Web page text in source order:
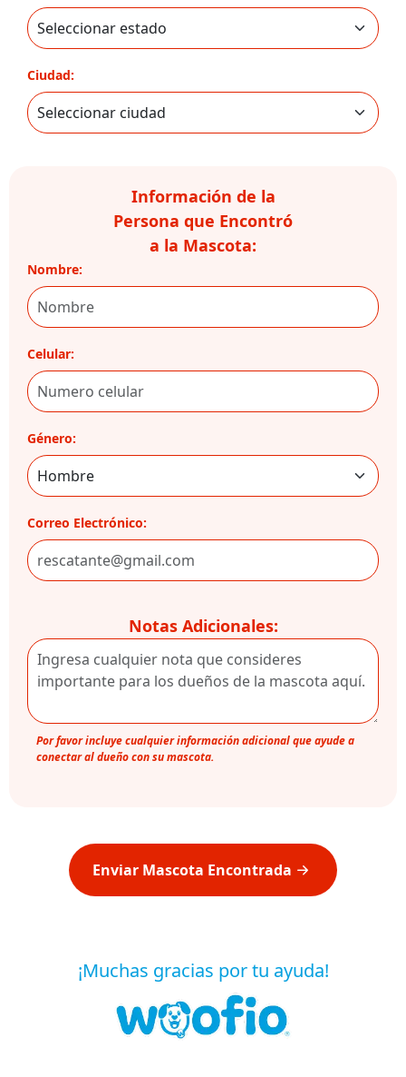
Ciudad:
Información de la
Persona que Encontró
a la Mascota:
Nombre:
Celular:
Género:
Correo Electrónico:
Notas Adicionales:
Por favor incluye cualquier información adicional que ayude a
conectar al dueño con su mascota.
Enviar Mascota Encontrada
¡Muchas gracias por tu ayuda!